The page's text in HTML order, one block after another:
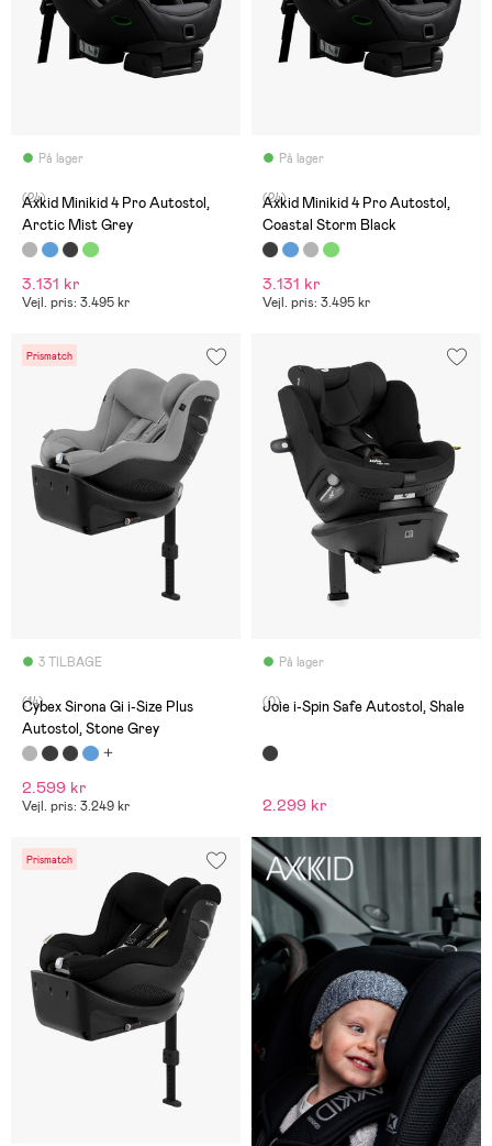
På lager
(24)
Axkid Minikid 4 Pro Autostol,
Arctic Mist Grey
3.131 kr
Vejl. pris: 3.495 kr
På lager
(24)
Axkid Minikid 4 Pro Autostol,
Coastal Storm Black
3.131 kr
Vejl. pris: 3.495 kr
Prismatch
3 TILBAGE
(14)
Cybex Sirona Gi i-Size Plus
Autostol, Stone Grey
2.599 kr
Vejl. pris: 3.249 kr
På lager
(0)
Joie i-Spin Safe Autostol, Shale
2.299 kr
Prismatch